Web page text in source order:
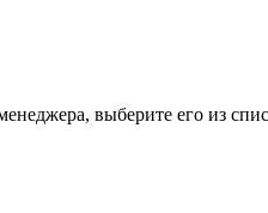
выберите его из